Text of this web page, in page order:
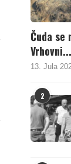
Čuda se
Vrhovni...
13. Jula
2